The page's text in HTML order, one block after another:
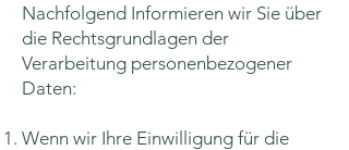
Nachfolgend Informieren wir Sie über
die Rechtsgrundlagen der
Verarbeitung personenbezogener
Daten:
Wenn wir Ihre Einwilligung für die